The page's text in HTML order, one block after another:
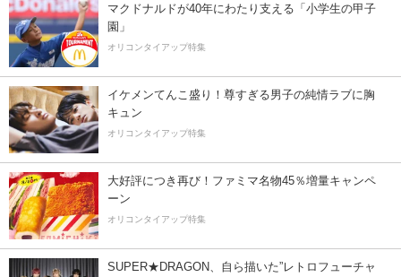
マクドナルドが40年にわたり支える「小学生の甲子
園」
オリコンタイアップ特集
イケメンてんこ盛り！尊すぎる男子の純情ラブに胸
キュン
オリコンタイアップ特集
大好評につき再び！ファミマ名物45％増量キャンペ
ーン
オリコンタイアップ特集
SUPER★DRAGON、自ら描いた”レトロフューチャ